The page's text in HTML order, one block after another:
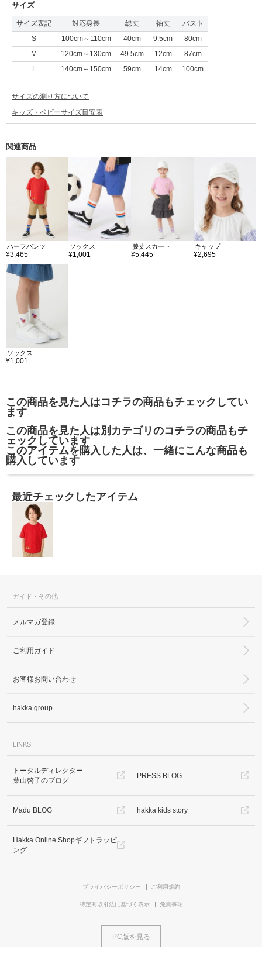
サイズ
サイズ表記 対応身長 総丈 袖丈
バスト
S
100cm～110cm 40cm 9.5cm
80cm
M
120cm～130cm 49.5cm 12cm
87cm
L
140cm～150cm 59cm 14cm 100cm
サイズの測り方について
キッズ・ベビーサイズ目安表
関連商品
ハーフパンツ
¥3,465
ソックス
¥1,001
膝丈スカート
¥5,445
キャップ
¥2,695
ソックス
¥1,001
この商品を見た人はコチラの商品もチェックしてい
ます
この商品を見た人は別カテゴリのコチラの商品もチ
ェックしています
このアイテムを購入した人は、一緒にこんな商品も
購入しています
最近チェックしたアイテム
ガイド・その他
メルマガ登録
ご利用ガイド
お客様お問い合わせ
hakka group
LINKS
トータルディレクター
葉山啓子のブログ
PRESS BLOG
Madu BLOG hakka kids story
Hakka Online Shopギフトラッピ
ング
プライバシーポリシー ご利用規約
特定商取引法に基づく表示 免責事項
PC版を見る